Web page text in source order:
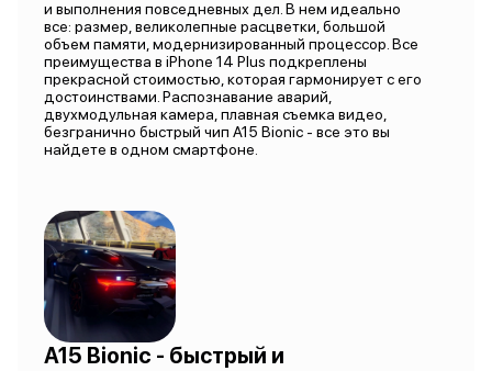
и выполнения повседневных дел. В нем идеально
все: размер, великолепные расцветки, большой
объем памяти, модернизированный процессор. Все
преимущества в iPhone 14 Plus подкреплены
прекрасной стоимостью, которая гармонирует с его
достоинствами. Распознавание аварий,
двухмодульная камера, плавная съемка видео,
безгранично быстрый чип A15 Bionic - все это вы
найдете в одном смартфоне.
A15 Bionic - быстрый и